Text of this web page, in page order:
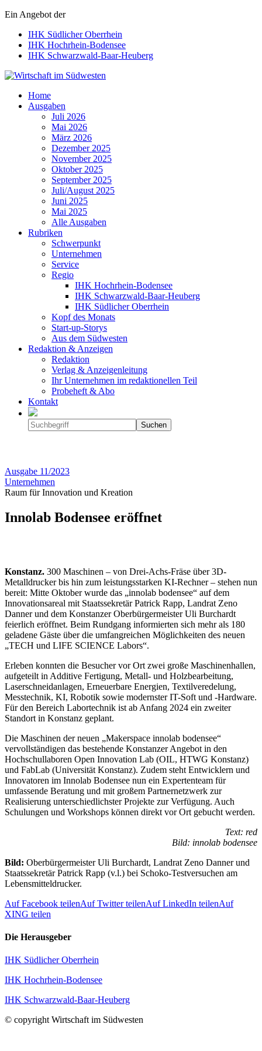
Ein Angebot der
IHK Südlicher Oberrhein
IHK Hochrhein-Bodensee
IHK Schwarzwald-Baar-Heuberg
Wirtschaft im Südwesten
Home
Ausgaben
Juli 2026
Mai 2026
März 2026
Dezember 2025
November 2025
Oktober 2025
September 2025
Juli/August 2025
Juni 2025
Mai 2025
Alle Ausgaben
Rubriken
Schwerpunkt
Unternehmen
Service
Regio
IHK Hochrhein-Bodensee
IHK Schwarzwald-Baar-Heuberg
IHK Südlicher Oberrhein
Kopf des Monats
Start-up-Storys
Aus dem Südwesten
Redaktion & Anzeigen
Redaktion
Verlag & Anzeigenleitung
Ihr Unternehmen im redaktionellen Teil
Probeheft & Abo
Kontakt
Ausgabe 11/2023
Unternehmen
Raum für Innovation und Kreation
Innolab Bodensee eröffnet
Konstanz. 300 Maschinen – von Drei-Achs-Fräse über 3D-
Metalldrucker bis hin zum leistungsstarken KI-Rechner – stehen nun
bereit: Mitte Oktober wurde das „innolab bodensee“ auf dem
Innovationsareal mit Staatssekretär Patrick Rapp, Landrat Zeno
Danner und dem Konstanzer Oberbürgermeister Uli Burchardt
feierlich eröffnet. Beim Rundgang informierten sich mehr als 180
geladene Gäste über die umfangreichen Möglichkeiten des neuen
„TECH und LIFE SCIENCE Labors“.
Erleben konnten die Besucher vor Ort zwei große Maschinenhallen,
aufgeteilt in Additive Fertigung, Metall- und Holzbearbeitung,
Laserschneidanlagen, Erneuerbare Energien, Textilveredelung,
Messtechnik, KI, Robotik sowie modernster IT-Soft und -Hardware.
Für den Bereich Labortechnik ist ab Anfang 2024 ein zweiter
Standort in Konstanz geplant.
Die Maschinen der neuen „Makerspace innolab bodensee“
vervollständigen das bestehende Konstanzer Angebot in den
Hochschullaboren Open Innovation Lab (OIL, HTWG Konstanz)
und FabLab (Universität Konstanz). Zudem steht Entwicklern und
Innovatoren im Innolab Bodensee nun ein Expertenteam für
umfassende Beratung und mit großem Partnernetzwerk zur
Realisierung unterschiedlichster Projekte zur Verfügung. Auch
Schulungen und Workshops können direkt vor Ort gebucht werden.
Text: red
Bild: innolab bodensee
Bild: Oberbürgermeister Uli Burchardt, Landrat Zeno Danner und
Staatssekretär Patrick Rapp (v.l.) bei Schoko-Testversuchen am
Lebensmitteldrucker.
Auf Facebook teilenAuf Twitter teilenAuf LinkedIn teilenAuf
XING teilen
Die Herausgeber
IHK Südlicher Oberrhein
IHK Hochrhein-Bodensee
IHK Schwarzwald-Baar-Heuberg
© copyright Wirtschaft im Südwesten